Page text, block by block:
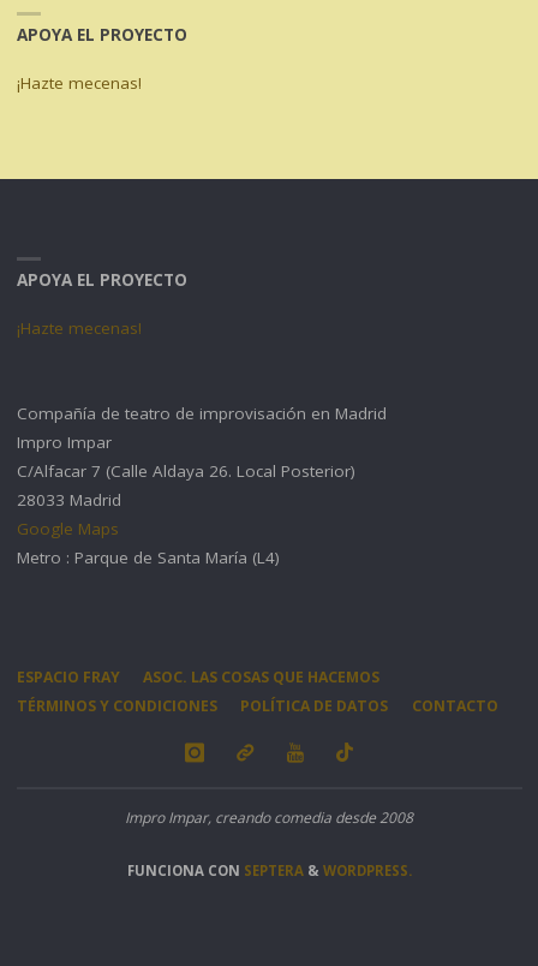
APOYA EL PROYECTO
¡Hazte mecenas!
APOYA EL PROYECTO
¡Hazte mecenas!
Compañía de teatro de improvisación en Madrid
Impro Impar
C/Alfacar 7 (Calle Aldaya 26. Local Posterior)
28033 Madrid
Google Maps
Metro : Parque de Santa María (L4)
ESPACIO FRAY
ASOC. LAS COSAS QUE HACEMOS
TÉRMINOS Y CONDICIONES
POLÍTICA DE DATOS CONTACTO
Impro Impar, creando comedia desde 2008
FUNCIONA CON SEPTERA& WORDPRESS.